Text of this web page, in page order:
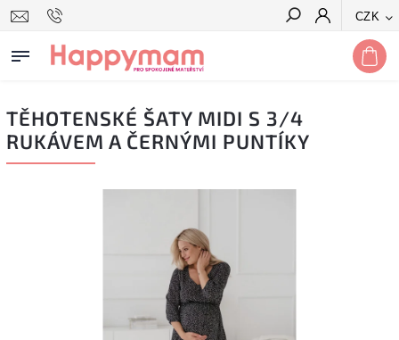
CZK
Hledat
TĚHOTENSKÉ ŠATY MIDI S 3/4
RUKÁVEM A ČERNÝMI PUNTÍKY